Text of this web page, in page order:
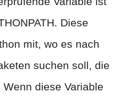
Diese
mit, wo es nach
suchen soll, die
diese Variable